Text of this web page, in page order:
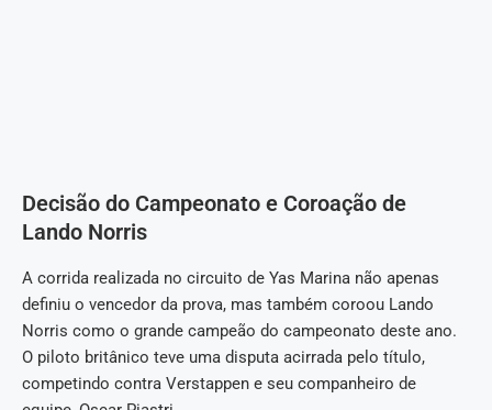
Decisão do Campeonato e Coroação de
Lando Norris
A corrida realizada no circuito de Yas Marina não apenas
definiu o vencedor da prova, mas também coroou Lando
Norris como o grande campeão do campeonato deste ano.
O piloto britânico teve uma disputa acirrada pelo título,
competindo contra Verstappen e seu companheiro de